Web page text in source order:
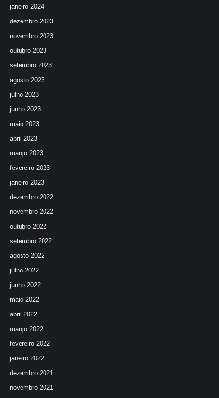
janeiro 2024
dezembro 2023
novembro 2023
outubro 2023
setembro 2023
agosto 2023
julho 2023
junho 2023
maio 2023
abril 2023
março 2023
fevereiro 2023
janeiro 2023
dezembro 2022
novembro 2022
outubro 2022
setembro 2022
agosto 2022
julho 2022
junho 2022
maio 2022
abril 2022
março 2022
fevereiro 2022
janeiro 2022
dezembro 2021
novembro 2021